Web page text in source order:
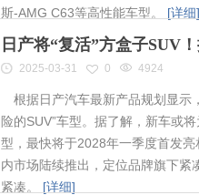
斯-AMG C63等高性能车型。 [详细]
日产将“复活”方盒子SUV
2025-03-31 0 4924
根据日产汽车最新产品规划显示
险的SUV”车型。据了解，新车或
型，最快将于2028年一季度首发
内市场陆续推出，定位品牌旗下紧
紧凑。 [详细]